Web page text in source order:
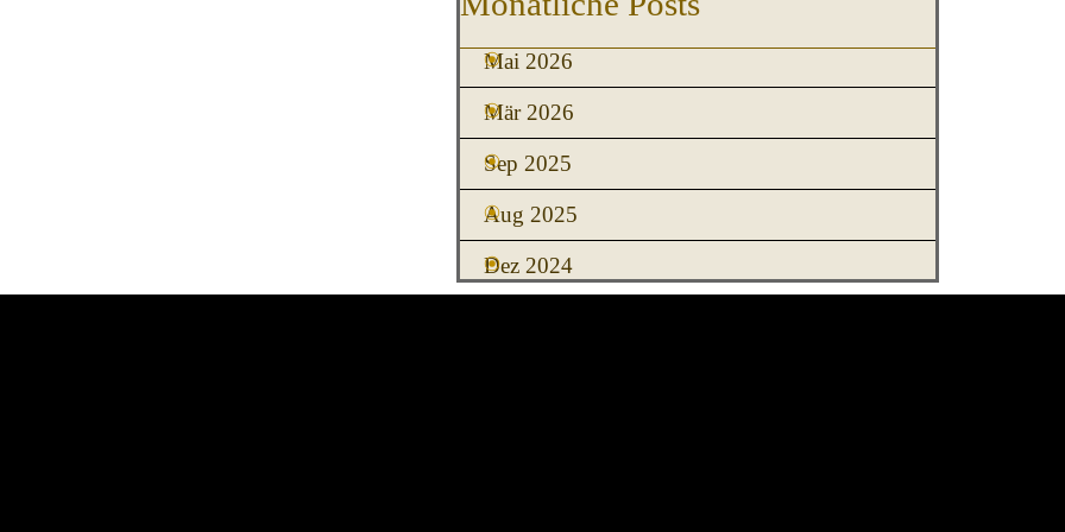
Mai 2026
Mär 2026
Sep 2025
Aug 2025
Dez 2024